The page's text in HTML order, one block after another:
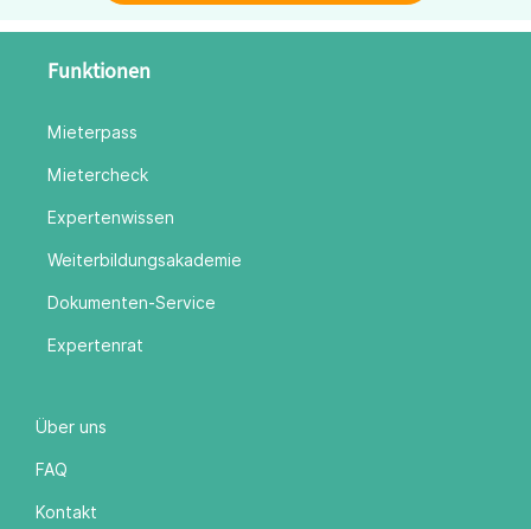
Funktionen
Mieterpass
Mietercheck
Expertenwissen
Weiterbildungsakademie
Dokumenten-Service
Expertenrat
Über uns
FAQ
Kontakt